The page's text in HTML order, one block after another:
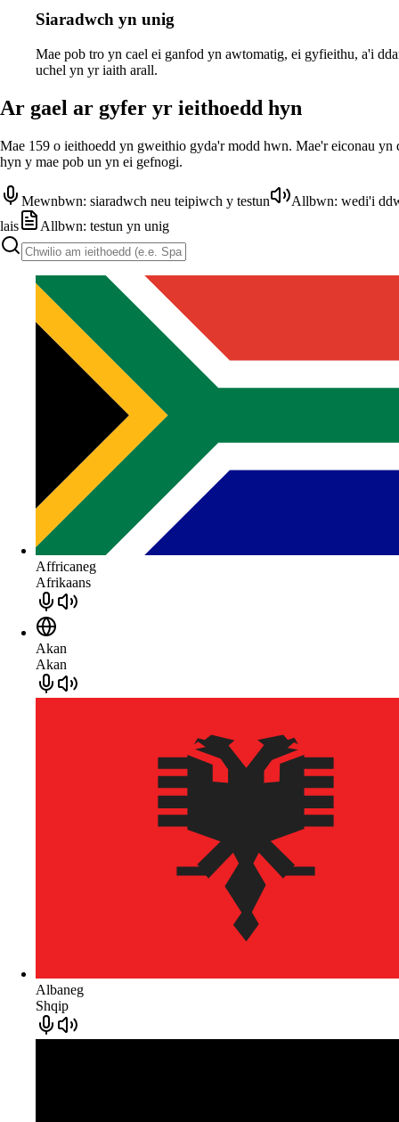
Siaradwch yn unig
Mae pob tro yn cael ei ganfod yn awtomatig, ei gyfieithu, a'i
uchel yn yr iaith arall.
Ar gael ar gyfer yr ieithoedd hyn
Mae 159 o ieithoedd yn gweithio gyda'r modd hwn. Mae'r eiconau yn
hyn y mae pob un yn ei gefnogi.
Mewnbwn: siaradwch neu teipiwch y testun
Allbwn: wedi'i
lais
Allbwn: testun yn unig
Affricaneg
Afrikaans
Akan
Akan
Albaneg
Shqip